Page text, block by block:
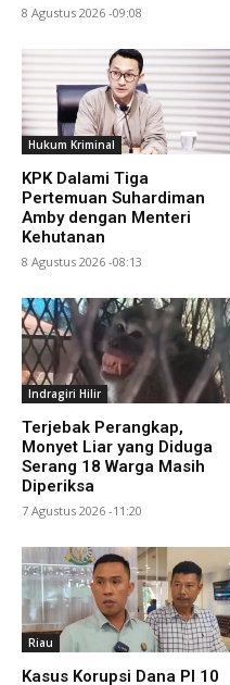
8 Agustus 2026 -09:08
Hukum Kriminal
KPK Dalami Tiga
Pertemuan Suhardiman
Amby dengan Menteri
Kehutanan
8 Agustus 2026 -08:13
Indragiri Hilir
Terjebak Perangkap,
Monyet Liar yang Diduga
Serang 18 Warga Masih
Diperiksa
7 Agustus 2026 -11:20
Riau
Kasus Korupsi Dana PI 10